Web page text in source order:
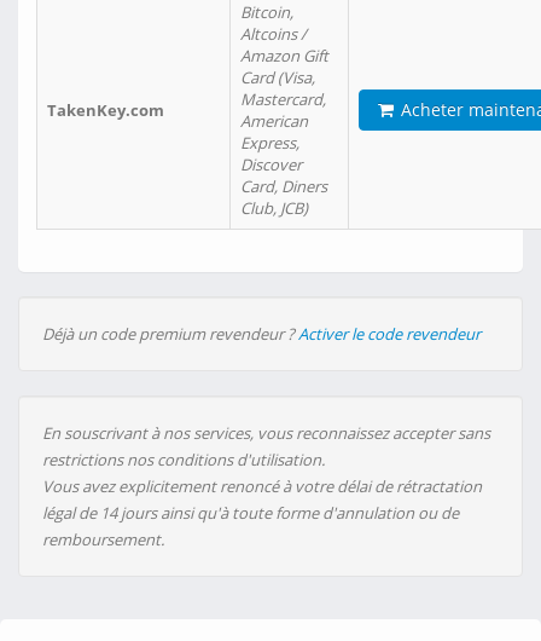
TakenKey.com
Bitcoin,
Altcoins /
Amazon Gift
Card (Visa,
Mastercard,
American
Express,
Discover
Card, Diners
Club, JCB)
Acheter
Déjà un code premium revendeur ?Activer le code revendeur
En souscrivant à nos services, vous reconnaissez accepter sans
restrictions nos conditions d'utilisation.
Vous avez explicitement renoncé à votre délai de rétractation
légal de 14 jours ainsi qu'à toute forme d'annulation ou de
remboursement.